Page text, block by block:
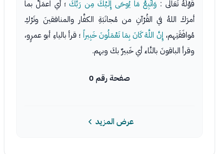
قَوْلُهُ تَعَالَى : وَاتَّبِعْ مَا يُوحَى إِلَـيْكَ مِن رَبِّكَ ؛ أي اعمَلْ بما
أمرَكَ اللهُ في القُرْآنِ من مُجانَبَةِ الكفَّار والمنافقينَ وتَرْكِ
مُوافَقَتِهم، إِنَّ اللَّهَ كَانَ بِمَا تَعْمَلُونَ خَبِيراً ؛ قرأ بالياءِ أبو عمرٍو،
وقرأ الباقونَ بالتَّاء أي خَبيرٌ بكَ وبهم.
صفحة رقم 0
عرض المزيد